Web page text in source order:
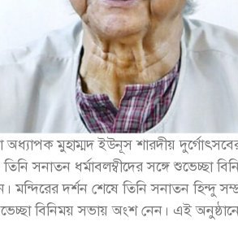
অধ্যাপক মুহাম্মদ ইউনূস শারদীয়
তিনি সনাতন ধর্মাবলম্বীদের সঙ্গে শুভেচ্ছা
মন্দিরের দর্শন শেষে তিনি সনাতন হিন্দু
বিনিময় সভায় অংশ নেন। এই অনুষ্ঠানে